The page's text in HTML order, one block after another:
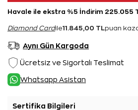
Havale ile ekstra %5 İndirim 225.055
Diamond Cardile11.845,00 TL puan
Aynı Gün Kargoda
Ücretsiz ve Sigortalı Teslimat
Whatsapp Asistan
Sertifika Bilgileri